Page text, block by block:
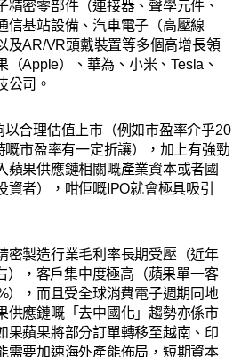
精密零部件（連接器、聲學元件、
信基站設備、汽車電子（高壓線
及AR/VR頭戴裝置等多個高增長領
（Apple）、華為、小米、Tesla、
公司。
合理估值上市（例如市盈率介乎20
嘅市盈率有一定折讓），加上有強勁
蘋果供應鏈相關嘅產業資本或者國
資者），咁佢嘅IPO就會極具吸引
密製造行業毛利率長期受壓（近年
），客戶集中度極高（蘋果單一客
），而且受全球消費電子週期同地
供應鏈嘅「去中國化」趨勢亦係市
蘋果將部分訂單轉移至越南、印
需要加速海外產能佈局，短期資本